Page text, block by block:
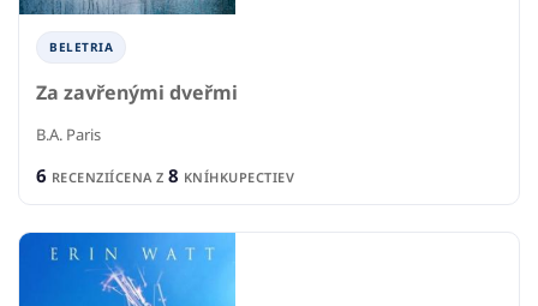
BELETRIA
Za zavřenými dveřmi
B.A. Paris
6 RECENZIÍCENA Z 8 KNÍHKUPECTIEV